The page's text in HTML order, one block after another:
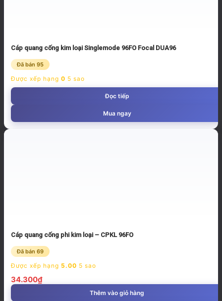
Cáp quang cống kim loại Singlemode 96FO Focal DUA96
Đã bán 95
Được xếp hạng 0 5 sao
Đọc tiếp
Mua ngay
Cáp quang cống phi kim loại – CPKL 96FO
Đã bán 69
Được xếp hạng 5.00 5 sao
34.300₫
Thêm vào giỏ hàng